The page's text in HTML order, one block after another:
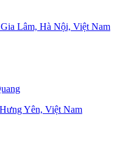
Lâm, Hà Nội, Việt Nam
Yên, Việt Nam